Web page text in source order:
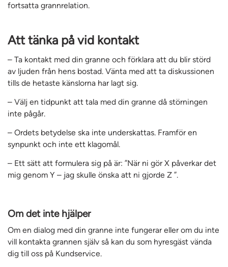
fortsatta grannrelation.
Att tänka på vid kontakt
– Ta kontakt med din granne och förklara att du blir störd
av ljuden från hens bostad. Vänta med att ta diskussionen
tills de hetaste känslorna har lagt sig.
– Välj en tidpunkt att tala med din granne då störningen
inte pågår.
– Ordets betydelse ska inte underskattas. Framför en
synpunkt och inte ett klagomål.
– Ett sätt att formulera sig på är: ”När ni gör X påverkar det
mig genom Y – jag skulle önska att ni gjorde Z ”.
Om det inte hjälper
Om en dialog med din granne inte fungerar eller om du inte
vill kontakta grannen själv så kan du som hyresgäst vända
dig till oss på Kundservice.